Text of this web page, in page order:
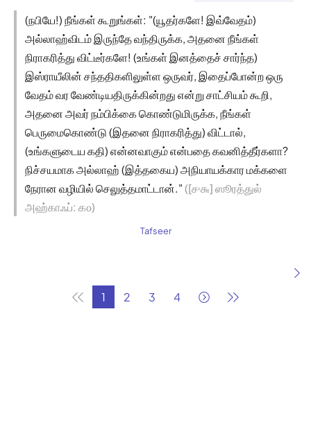
(நபியே!) நீங்கள் கூறுங்கள்: "(யூதர்களே! இவ்வேதம்)
அல்லாஹ்விடம் இருந்தே வந்திருக்க, அதனை நீங்கள்
நிராகரித்து விட்டீர்களே! (உங்கள் இனத்தைச் சார்ந்த)
இஸ்ராயீலின் சந்ததிகளிலுள்ள ஒருவர், இதைப்போன்ற ஒரு
வேதம் வர வேண்டியதிருக்கின்றது என்று சாட்சியம் கூறி,
அதனை அவர் நம்பிக்கை கொண்டுமிருக்க, நீங்கள்
பெருமைகொண்டு (இதனை நிராகரித்து) விட்டால்,
(உங்களுடைய கதி) என்னவாகும் என்பதை கவனித்தீர்களா?
நிச்சயமாக அல்லாஹ் (இத்தகைய) அநியாயக்கார மக்களை
நேரான வழியில் செலுத்தமாட்டான்." ([௪௬] ஸூரத்துல்
அஹ்காஃப்: ௧௦)
Tafseer
1 2 3 4